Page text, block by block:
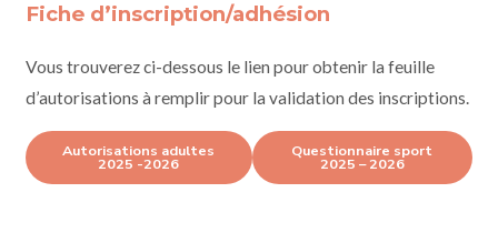
Fiche d’inscription/adhésion
Vous trouverez ci-dessous le lien pour obtenir la feuille
d’autorisations à remplir pour la validation des inscriptions.
Autorisations adultes
2025 -2026
Questionnaire sport
2025 – 2026